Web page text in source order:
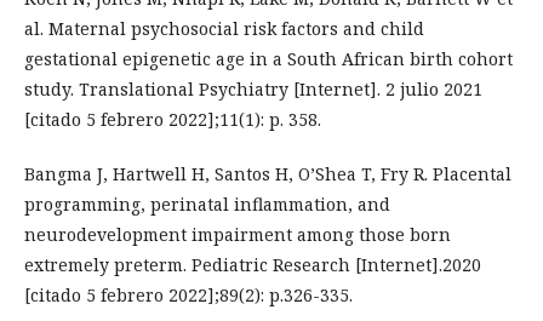
al. Maternal psychosocial risk factors and child
gestational epigenetic age in a South African birth cohort
study. Translational Psychiatry [Internet]. 2 julio 2021
[citado 5 febrero 2022];11(1): p. 358.
Bangma J, Hartwell H, Santos H, O’Shea T, Fry R. Placental
programming, perinatal inflammation, and
neurodevelopment impairment among those born
extremely preterm. Pediatric Research [Internet].2020
[citado 5 febrero 2022];89(2): p.326-335.